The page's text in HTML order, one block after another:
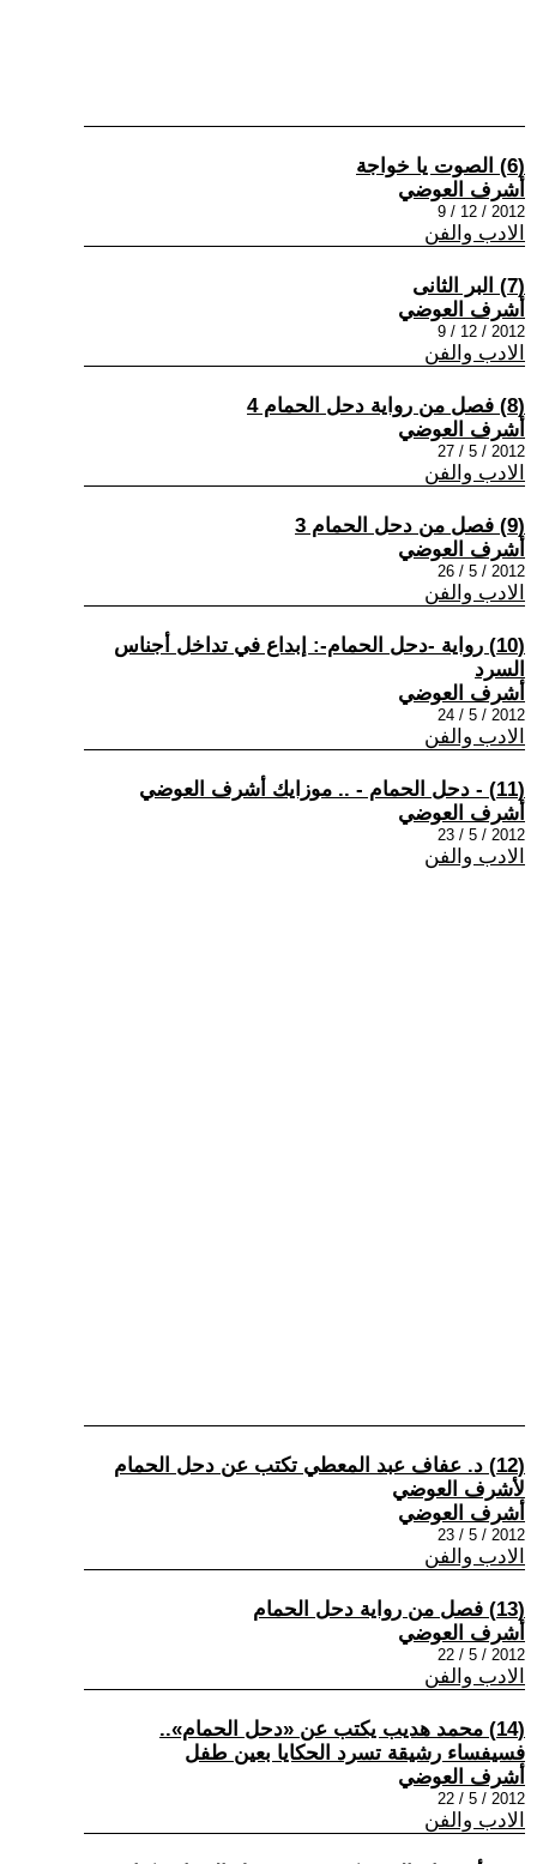
(6) الصوت يا خواجة
أشرف العوضي
2012 / 12 / 9
الادب والفن
(7) البر الثانى
أشرف العوضي
2012 / 12 / 9
الادب والفن
(8) فصل من رواية دحل الحمام 4
أشرف العوضي
2012 / 5 / 27
الادب والفن
(9) فصل من دحل الحمام 3
أشرف العوضي
2012 / 5 / 26
الادب والفن
(10) رواية -دحل الحمام-: إبداع في تداخل أجناس
السرد
أشرف العوضي
2012 / 5 / 24
الادب والفن
(11) - دحل الحمام - .. موزايك أشرف العوضي
أشرف العوضي
2012 / 5 / 23
الادب والفن
(12) د. عفاف عبد المعطي تكتب عن دحل الحمام
لأشرف العوضي
أشرف العوضي
2012 / 5 / 23
الادب والفن
(13) فصل من رواية دحل الحمام
أشرف العوضي
2012 / 5 / 22
الادب والفن
(14) محمد هديب يكتب عن «دحل الحمام»..
فسيفساء رشيقة تسرد الحكايا بعين طفل
أشرف العوضي
2012 / 5 / 22
الادب والفن